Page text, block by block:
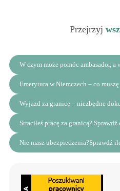
Przejrzyj
W czym może pomóc ambasador, a
Emerytura w Niemczech – co
Wyjazd za granicę – niezbędne
Straciłeś pracę za granicą?
Nie masz ubezpieczenia?Sprawdź